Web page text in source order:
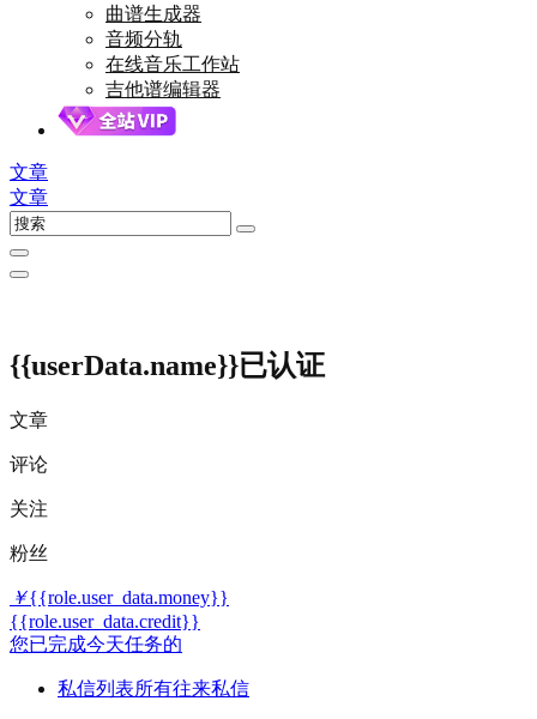
曲谱生成器
音频分轨
在线音乐工作站
吉他谱编辑器
文章
文章
{{userData.name}}已认证
文章
评论
关注
粉丝
￥{{role.user_data.money}}
{{role.user_data.credit}}
您已完成今天任务的
私信列表所有往来私信